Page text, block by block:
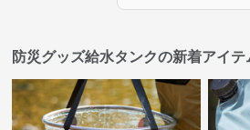
防災グッズ給水タンクの新着アイテ